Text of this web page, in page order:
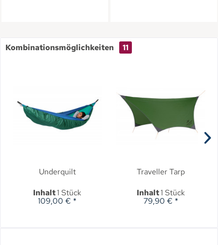
Kombinationsmöglichkeiten 11
Underquilt
Inhalt1 Stück
109,00 € *
Traveller Tarp
Inhalt1 Stück
79,90 € *